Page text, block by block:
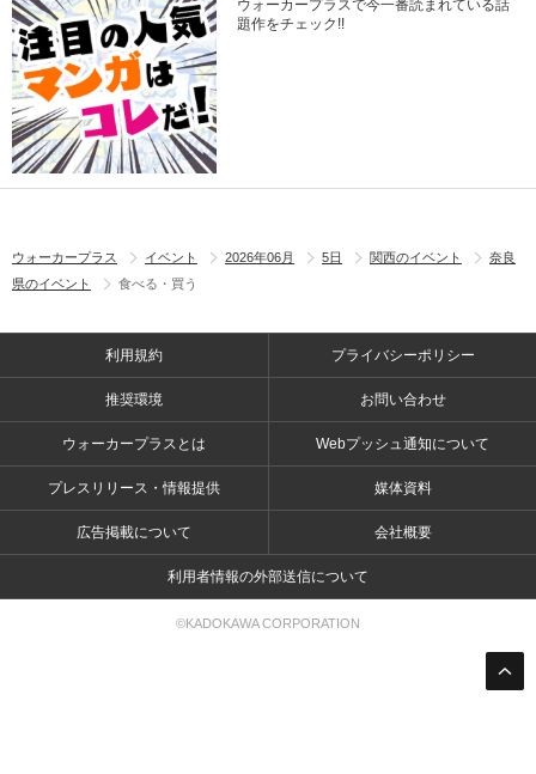
ウォーカープラスで今一番読まれている話
題作をチェック!!
ウォーカープラス イベント 2026年06月 5日 関西のイベント
奈良
県のイベント
食べる・買う
利用規約 プライバシーポリシー
推奨環境 お問い合わせ
ウォーカープラスとは Webプッシュ通知について
プレスリリース・情報提供 媒体資料
広告掲載について 会社概要
利用者情報の外部送信について
©KADOKAWA CORPORATION